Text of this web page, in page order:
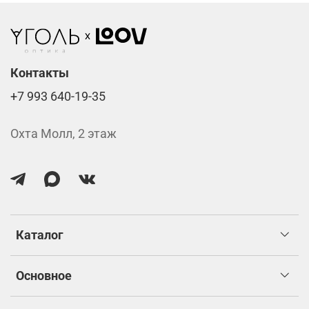
Каталог
Основное
Контакты
+7 993 640-19-35
Охта Молл, 2 этаж